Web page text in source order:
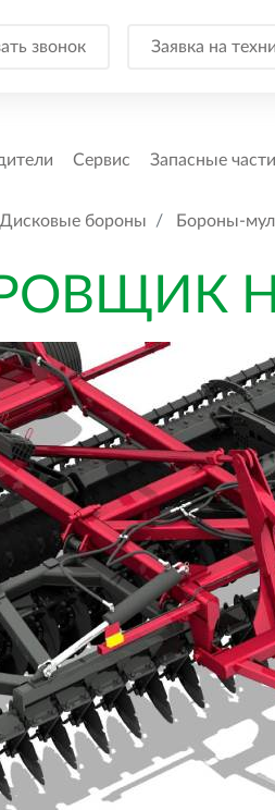
звонок Заявка на
Сервис Запасные части
Дисковые бороны Бороны-